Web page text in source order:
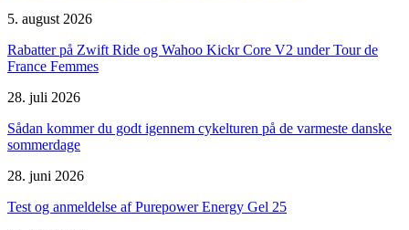
5. august 2026
Rabatter på Zwift Ride og Wahoo Kickr Core V2 under Tour de
France Femmes
28. juli 2026
Sådan kommer du godt igennem cykelturen på de varmeste danske
sommerdage
28. juni 2026
Test og anmeldelse af Purepower Energy Gel 25